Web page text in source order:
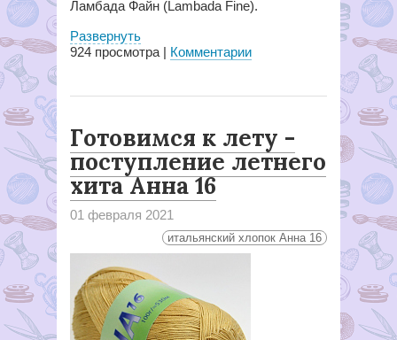
Ламбада Файн (Lambada Fine).
Развернуть
924 просмотра | Комментарии
Готовимся к лету -
поступление летнего
хита Анна 16
01 февраля 2021
итальянский хлопок Анна 16